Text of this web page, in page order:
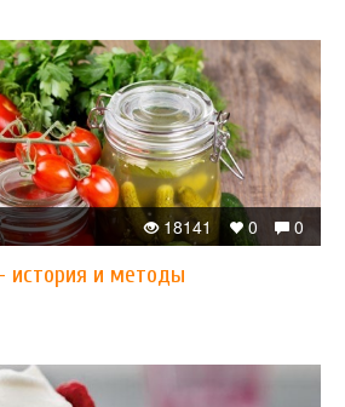
0
0
18141
история и методы